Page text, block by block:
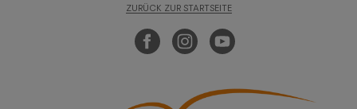
ZURÜCK ZUR STARTSEITE